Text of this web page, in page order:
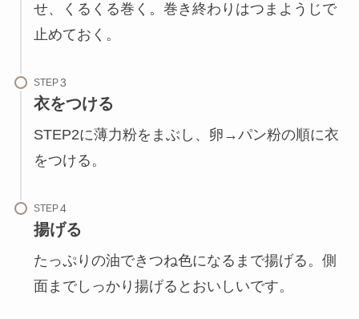
せ、くるくる巻く。巻き終わりはつまようじで
止めておく。
STEP
衣をつける
STEP2に薄力粉をまぶし、卵→パン粉の順に衣
をつける。
STEP
揚げる
たっぷりの油できつね色になるまで揚げる。側
面までしっかり揚げるとおいしいです。